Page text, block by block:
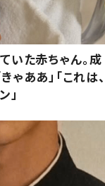
いた赤ちゃん。成
ああ」「これは、
」